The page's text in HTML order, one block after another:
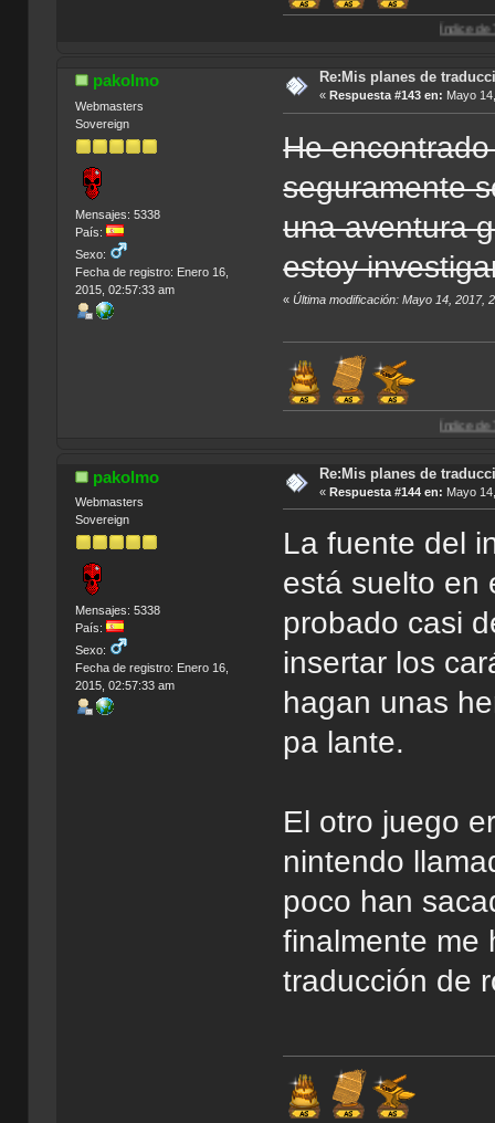
Índice de Traducciones
pakolmo
Webmasters
Sovereign
Mensajes: 5338
País:
Sexo:
Fecha de registro: Enero 16,
2015, 02:57:33 am
Re:Mis planes de
« Respuesta #143 en: Mayo
He
seguramente
una aventura
estoy
«Última modificación: Mayo 14, 2017,
Índice de Traducciones
pakolmo
Webmasters
Sovereign
Mensajes: 5338
País:
Sexo:
Fecha de registro: Enero 16,
2015, 02:57:33 am
Re:Mis planes de
« Respuesta #144 en: Mayo
La fuente del
está suelto en
probado casi
insertar los
hagan unas
pa lante.
El otro juego
nintendo
poco han
finalmente me
traducción de